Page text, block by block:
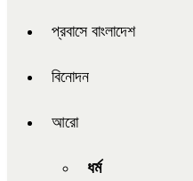
প্রবাসে বাংলাদেশ
বিনোদন
আরো
ধর্ম